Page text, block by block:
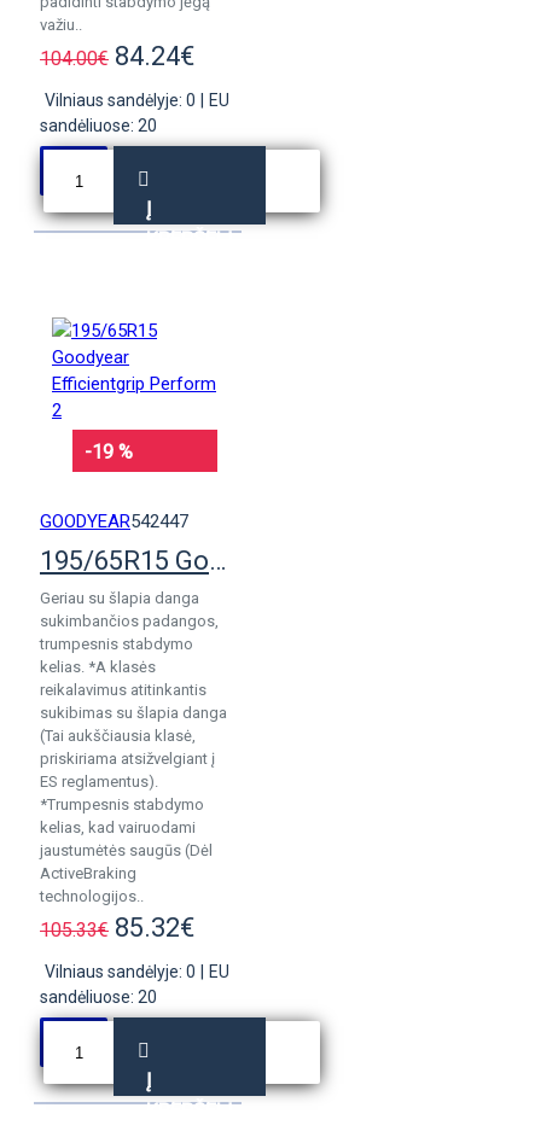
važiu..
104.00€ 84.24€
Vilniaus sandėlyje: 0
EU
sandėliuose: 20
Į
KREPŠELĮ
-19 %
GOODYEAR542447
195/65R15 Goodyear Efficientgrip Perform 2
Geriau su šlapia danga
sukimbančios padangos,
trumpesnis stabdymo
kelias. *A klasės
reikalavimus atitinkantis
sukibimas su šlapia danga
(Tai aukščiausia klasė,
priskiriama atsižvelgiant į
ES reglamentus).
*Trumpesnis stabdymo
kelias, kad vairuodami
jaustumėtės saugūs (Dėl
ActiveBraking
technologijos..
105.33€ 85.32€
Vilniaus sandėlyje: 0
EU
sandėliuose: 20
Į
KREPŠELĮ